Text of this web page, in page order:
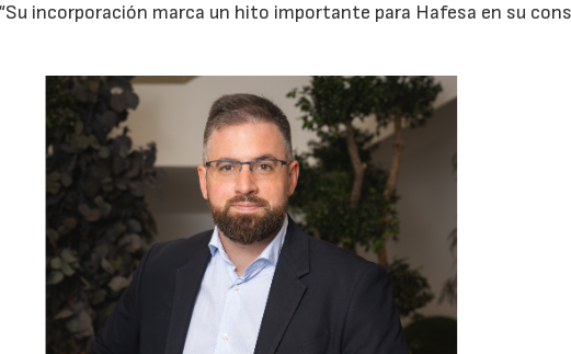
incorporación marca un hito importante para Hafesa en su